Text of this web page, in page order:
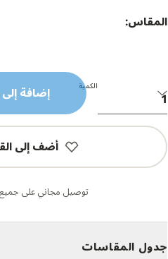
المقاس:
الكمية إضافة
أضف إلى
توصيل مجاني على
جدول المقاسات